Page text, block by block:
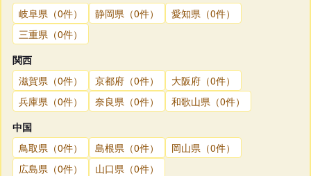
岐阜県（0件）
静岡県（0件）
愛知県（0件）
三重県（0件）
関西
滋賀県（0件）
京都府（0件）
大阪府（0件）
兵庫県（0件）
奈良県（0件）
和歌山県（0件）
中国
鳥取県（0件）
島根県（0件）
岡山県（0件）
広島県（0件）
山口県（0件）